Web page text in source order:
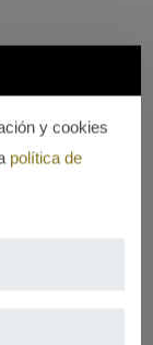
y cookies
política de